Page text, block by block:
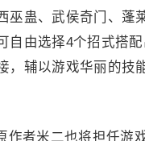
巫蛊、武侯奇门、
自由选择4个招式搭
，辅以游戏华丽的技
者米二也将担任游戏